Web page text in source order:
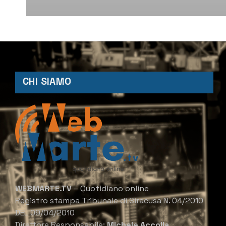
CHI SIAMO
WEBMARTE.TV– Quotidiano online
Registro stampa Tribunale di Siracusa N. 04/2010
DEL 09/04/2010